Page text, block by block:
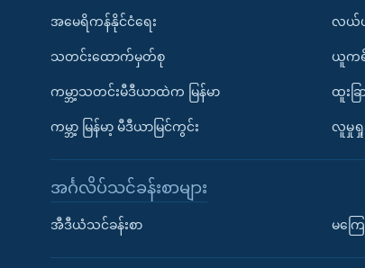
အမေရိကန်နိုင်ငံရေး
သတင်းထောက်မှတ်စု
ကမ္ဘာ့သတင်းမီဒီယာထဲက မြန်မာ
ကမ္ဘာ့ မြန်မာ့ မီဒီယာမြင်ကွင်း
လယ်ယ
ယူကရိ
ထူးခြ
လူမှုရှု
အင်္ဂလိပ်သင်ခန်းစာများ
အီဒီယံသင်ခန်းစာ မကြ